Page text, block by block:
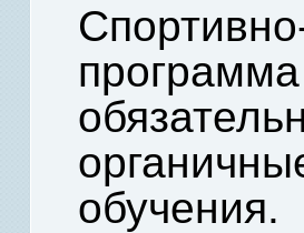
обучения.